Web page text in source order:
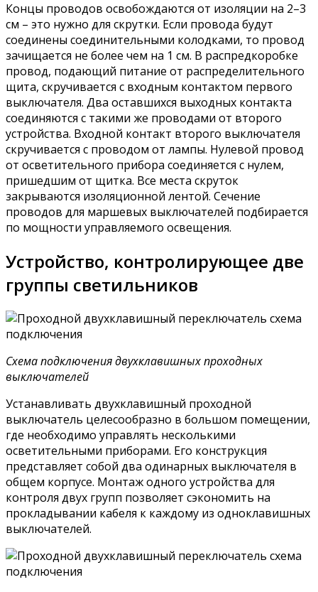
Концы проводов освобождаются от изоляции на 2–3
см – это нужно для скрутки. Если провода будут
соединены соединительными колодками, то провод
зачищается не более чем на 1 см. В распредкоробке
провод, подающий питание от распределительного
щита, скручивается с входным контактом первого
выключателя. Два оставшихся выходных контакта
соединяются с такими же проводами от второго
устройства. Входной контакт второго выключателя
скручивается с проводом от лампы. Нулевой провод
от осветительного прибора соединяется с нулем,
пришедшим от щитка. Все места скруток
закрываются изоляционной лентой. Сечение
проводов для маршевых выключателей подбирается
по мощности управляемого освещения.
Устройство, контролирующее две
группы светильников
Схема подключения двухклавишных проходных
выключателей
Устанавливать двухклавишный проходной
выключатель целесообразно в большом помещении,
где необходимо управлять несколькими
осветительными приборами. Его конструкция
представляет собой два одинарных выключателя в
общем корпусе. Монтаж одного устройства для
контроля двух групп позволяет сэкономить на
прокладывании кабеля к каждому из одноклавишных
выключателей.